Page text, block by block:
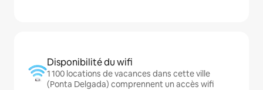
Disponibilité du wifi
1 100 locations de vacances dans cette ville
(Ponta Delgada) comprennent un accès wifi